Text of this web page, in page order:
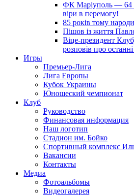
ФК Маріуполь — 64
віри в перемогу!
85 років тому
Пішов із життя
Віце-президент
розповів про
Игры
Премьер-Лига
Лига Европы
Кубок Украины
Юношеский чемпионат
Клуб
Руководство
Финансовая информация
Наш логотип
Стадион им. Бойко
Спортивный комплекс
Вакансии
Контакты
Медиа
Фотоальбомы
Видеогалерея